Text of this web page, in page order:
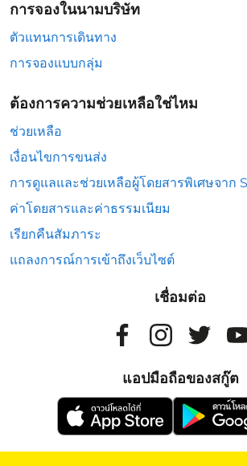
การจองในนามบริษัท
ตัวแทนการเดินทาง
การจองแบบกลุ่ม
ต้องการความช่วยเหลือใช่ไหม
ช่วยเหลือ
เงื่อนไขการขนส่ง
การดูแลและช่วยเหลือผู้โดยสารพิเศษจาก
ค่าโดยสารและค่าธรรมเนียม
เรียกคืนสัมภาระ
แถลงการณ์การเข้าถึงเว็บไซต์
เชื่อมต่อ
แอปมือถือของสกู๊ต